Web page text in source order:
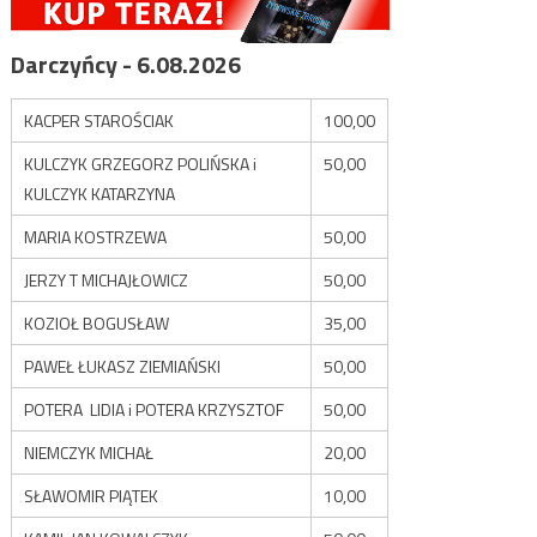
Darczyńcy - 6.08.2026
KACPER STAROŚCIAK
100,00
KULCZYK GRZEGORZ POLIŃSKA i
KULCZYK KATARZYNA
50,00
MARIA KOSTRZEWA
50,00
JERZY T MICHAJŁOWICZ
50,00
KOZIOŁ BOGUSŁAW
35,00
PAWEŁ ŁUKASZ ZIEMIAŃSKI
50,00
POTERA LIDIA i POTERA KRZYSZTOF
50,00
NIEMCZYK MICHAŁ
20,00
SŁAWOMIR PIĄTEK
10,00